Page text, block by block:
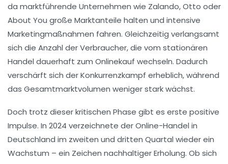
da marktführende Unternehmen wie Zalando, Otto oder
About You große Marktanteile halten und intensive
Marketingmaßnahmen fahren. Gleichzeitig verlangsamt
sich die Anzahl der Verbraucher, die vom stationären
Handel dauerhaft zum Onlinekauf wechseln. Dadurch
verschärft sich der Konkurrenzkampf erheblich, während
das Gesamtmarktvolumen weniger stark wächst.
Doch trotz dieser kritischen Phase gibt es erste positive
Impulse. In 2024 verzeichnete der Online-Handel in
Deutschland im zweiten und dritten Quartal wieder ein
Wachstum – ein Zeichen nachhaltiger Erholung. Ob sich